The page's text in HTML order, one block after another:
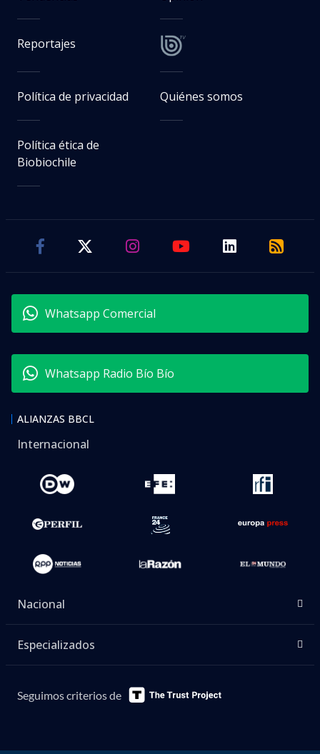
Reportajes
Política de privacidad Quiénes somos
Política ética de
Biobiochile
Whatsapp Comercial
Whatsapp Radio Bío Bío
ALIANZAS BBCL
Internacional
Nacional
Especializados
Seguimos criterios de